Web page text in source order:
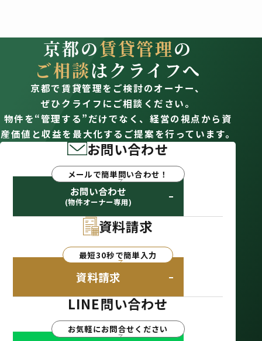
京都の賃貸管理の
ご相談はクライフへ
京都で賃貸管理をご検討のオーナー、
ぜひクライフにご相談ください。
物件を“管理する”だけでなく、経営の視点から資
産価値と収益を最大化するご提案を行っています。
お問い合わせ
メールで簡単問い合わせ！
お問い合わせ
(物件オーナー専用)
資料請求
最短30秒で簡単入力
資料請求
LINE問い合わせ
お気軽にお問合せください